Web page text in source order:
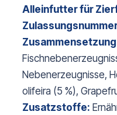
Alleinfutter für
Nebenerzeugnisse,
olifeira (5 %),
Zusatzstoffe: